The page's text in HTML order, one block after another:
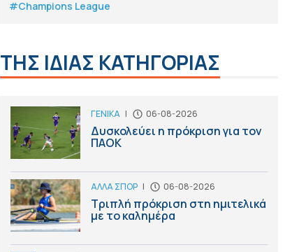
#Champions League
ΤΗΣ ΙΔΙΑΣ ΚΑΤΗΓΟΡΙΑΣ
ΓΕΝΙΚΑ | 06-08-2026
Δυσκολεύει η πρόκριση για τον
ΠΑΟΚ
ΑΛΛΑ ΣΠΟΡ | 06-08-2026
Τριπλή πρόκριση στη ημιτελικά
με το καλημέρα